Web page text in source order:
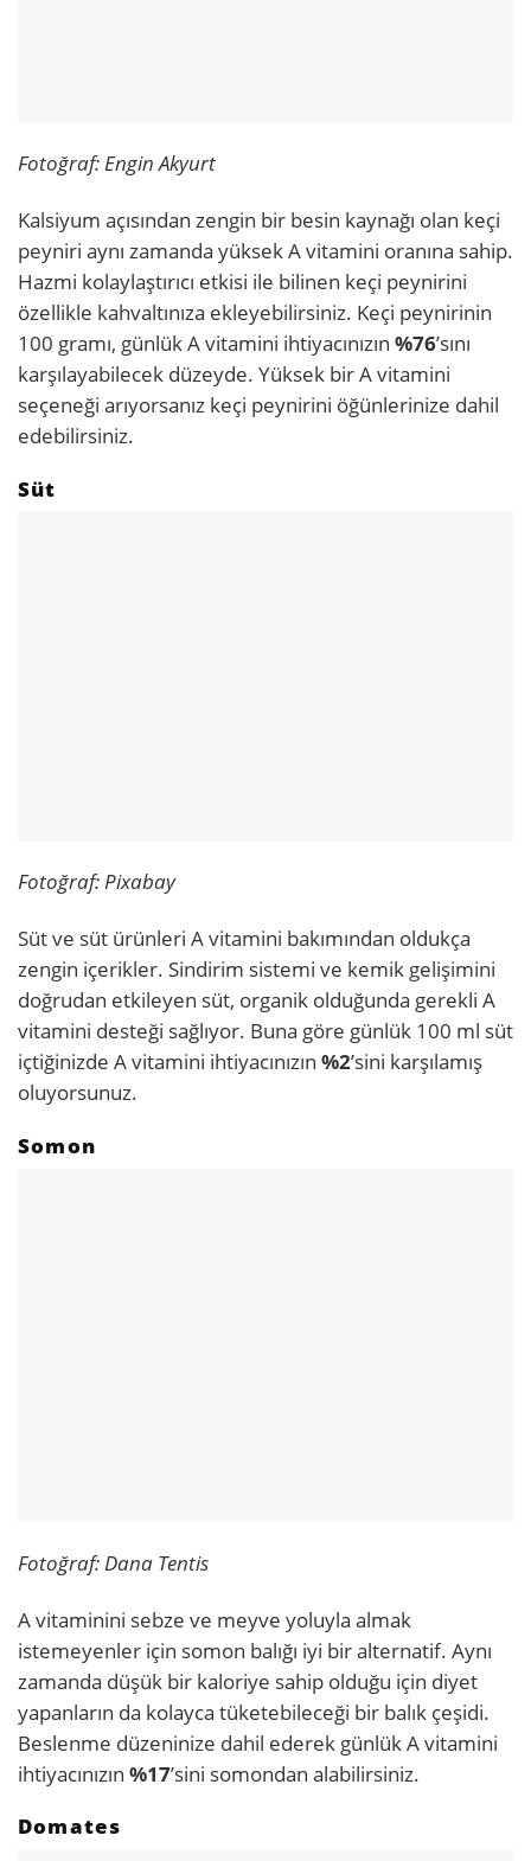
Fotoğraf: Engin Akyurt
Kalsiyum açısından zengin bir besin kaynağı olan keçi
peyniri aynı zamanda yüksek A vitamini oranına sahip.
Hazmi kolaylaştırıcı etkisi ile bilinen keçi peynirini
özellikle kahvaltınıza ekleyebilirsiniz. Keçi peynirinin
100 gramı, günlük A vitamini ihtiyacınızın %76’sını
karşılayabilecek düzeyde. Yüksek bir A vitamini
seçeneği arıyorsanız keçi peynirini öğünlerinize dahil
edebilirsiniz.
Süt
Fotoğraf: Pixabay
Süt ve süt ürünleri A vitamini bakımından oldukça
zengin içerikler. Sindirim sistemi ve kemik gelişimini
doğrudan etkileyen süt, organik olduğunda gerekli A
vitamini desteği sağlıyor. Buna göre günlük 100 ml süt
içtiğinizde A vitamini ihtiyacınızın %2’sini karşılamış
oluyorsunuz.
Somon
Fotoğraf: Dana Tentis
A vitaminini sebze ve meyve yoluyla almak
istemeyenler için somon balığı iyi bir alternatif. Aynı
zamanda düşük bir kaloriye sahip olduğu için diyet
yapanların da kolayca tüketebileceği bir balık çeşidi.
Beslenme düzeninize dahil ederek günlük A vitamini
ihtiyacınızın %17’sini somondan alabilirsiniz.
Domates